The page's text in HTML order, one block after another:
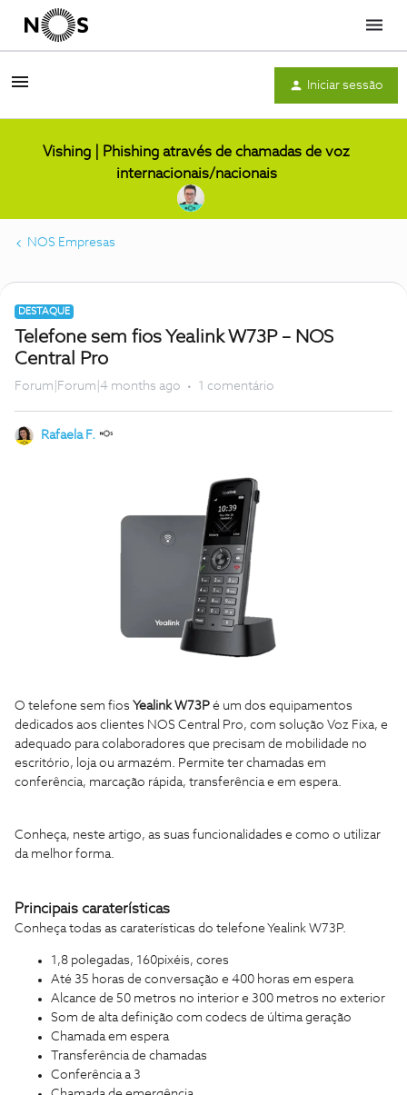
Menu
Iniciar sessão
Vishing | Phishing através de chamadas de voz
internacionais/nacionais
NOS Empresas
DESTAQUE
Telefone sem fios Yealink W73P – NOS
Central Pro
Forum|Forum|4 months ago 1 comentário
Rafaela F.
O telefone sem fios Yealink W73P é um dos equipamentos
dedicados aos clientes NOS Central Pro, com solução Voz Fixa, e
adequado para colaboradores que precisam de mobilidade no
escritório, loja ou armazém. Permite ter chamadas em
conferência, marcação rápida, transferência e em espera.
Conheça, neste artigo, as suas funcionalidades e como o utilizar
da melhor forma.
Principais caraterísticas
Conheça todas as caraterísticas do telefone Yealink W73P.
1,8 polegadas, 160pixéis, cores
Até 35 horas de conversação e 400 horas em espera
Alcance de 50 metros no interior e 300 metros no exterior
Som de alta definição com codecs de última geração
Chamada em espera
Transferência de chamadas
Conferência a 3